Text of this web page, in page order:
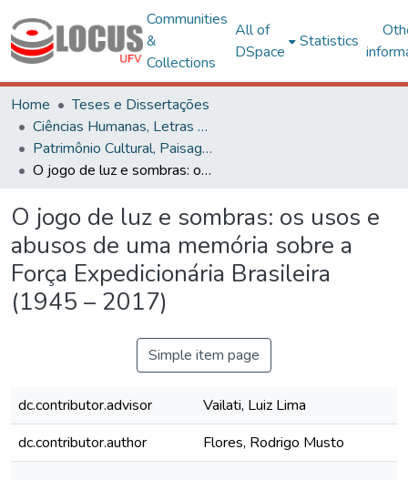
Communities
&
Collections
All of
DSpace
Statistics
Home
Teses e Dissertações
Ciências Humanas, Letras e Artes
Patrimônio Cultural, Paisagens e Cidadania
O jogo de luz e sombras: os usos e abusos de uma memória sobre a Força Expedicionária Brasileira (1945 – 2017)
O jogo de luz e sombras: os usos e
abusos de uma memória sobre a
Força Expedicionária Brasileira
(1945 – 2017)
Simple item page
dc.contributor.advisor
Vailati, Luiz Lima
dc.contributor.author
Flores, Rodrigo Musto